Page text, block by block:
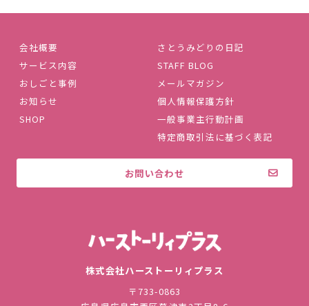
会社概要
サービス内容
おしごと事例
お知らせ
SHOP
さとうみどりの日記
STAFF BLOG
メールマガジン
個人情報保護方針
一般事業主行動計画
特定商取引法に基づく表記
お問い合わせ
株式会社ハーストーリィプラス
〒733-0863